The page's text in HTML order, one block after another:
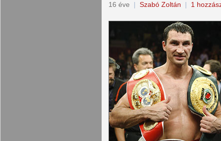
16 éve | Szabó Zoltán | 1